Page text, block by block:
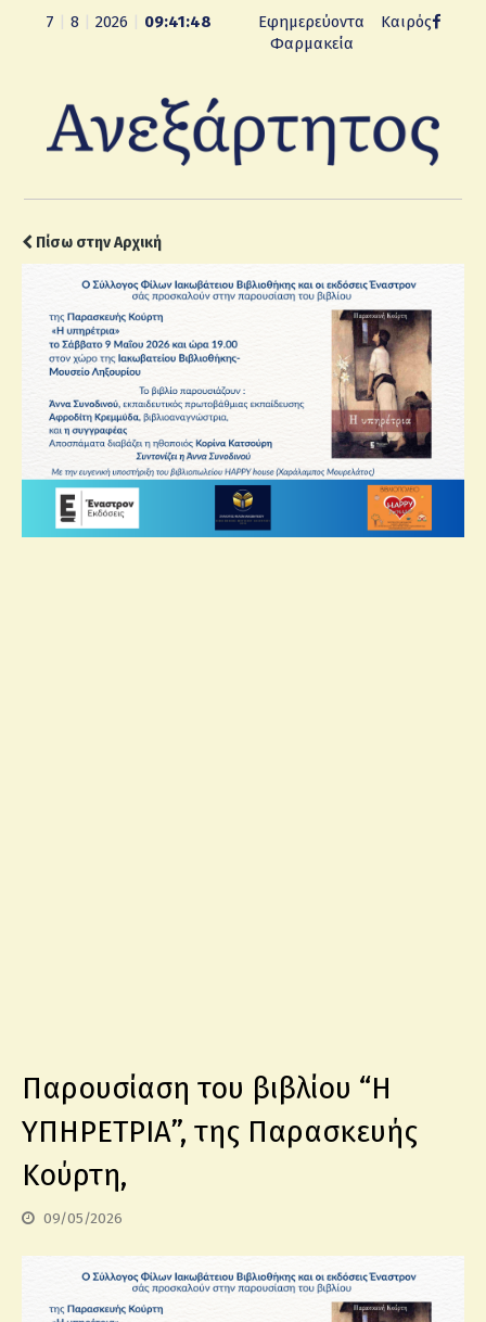
7 8 2026 09:41:49
Εφημερεύοντα
Φαρμακεία
Καιρός
Πίσω στην Αρχική
Παρουσίαση του βιβλίου “Η
ΥΠΗΡΕΤΡΙΑ”, της Παρασκευής
Κούρτη,
09/05/2026